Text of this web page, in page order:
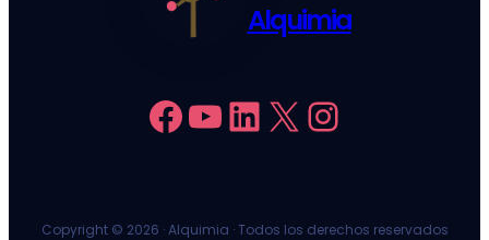
Alquimia
Facebook YouTube LinkedIn X Instagram
Copyright © 2026 · Alquimia · Todos los derechos reservados